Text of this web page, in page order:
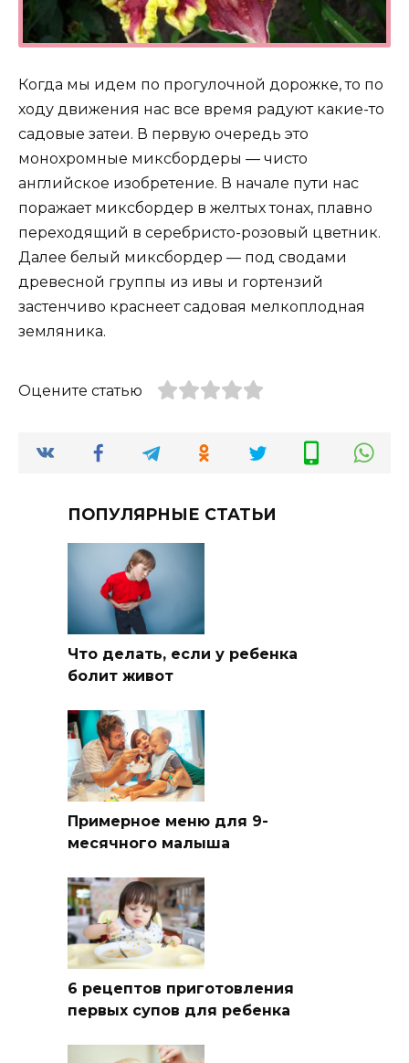
Когда мы идем по прогулочной дорожке, то по
ходу движения нас все время радуют какие-то
садовые затеи. В первую очередь это
монохромные миксбордеры — чисто
английское изобретение. В начале пути нас
поражает миксбордер в желтых тонах, плавно
переходящий в серебристо-розовый цветник.
Далее белый миксбордер — под сводами
древесной группы из ивы и гортензий
застенчиво краснеет садовая мелкоплодная
земляника.
Оцените статью
ПОПУЛЯРНЫЕ СТАТЬИ
Что делать, если у ребенка
болит живот
Примерное меню для 9-
месячного малыша
6 рецептов приготовления
первых супов для ребенка